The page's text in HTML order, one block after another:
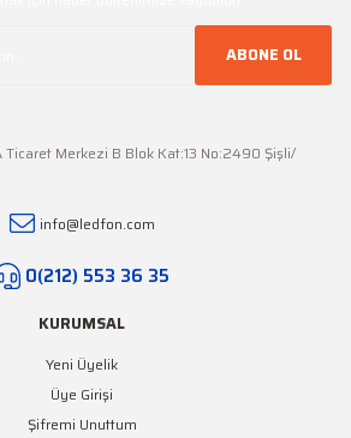
ABONE OL
Ticaret Merkezi B Blok Kat:13 No:2490 Şişli/
info@ledfon.com
0(212) 553 36 35
KURUMSAL
Yeni Üyelik
Üye Girişi
Şifremi Unuttum